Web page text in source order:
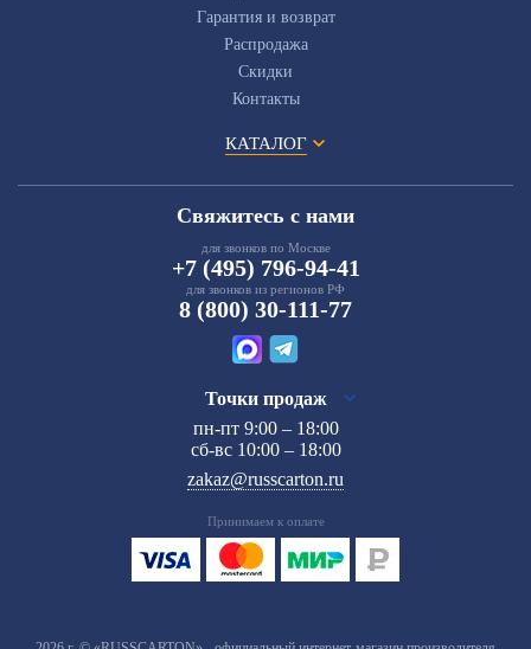
Гарантия и возврат
Распродажа
Скидки
Контакты
КАТАЛОГ
Свяжитесь с нами
для звонков по Москве
+7 (495) 796-94-41
для звонков из регионов РФ
8 (800) 30-111-77
Точки продаж
пн-пт 9:00 – 18:00
сб-вс 10:00 – 18:00
zakaz@russcarton.ru
Принимаем к оплате